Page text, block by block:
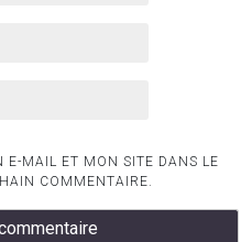
E-MAIL ET MON SITE DANS LE
COMMENTAIRE.